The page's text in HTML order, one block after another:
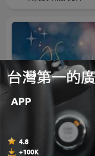
JS詠心舒壓輕音樂-寧靜時刻
Ｑuiet moments